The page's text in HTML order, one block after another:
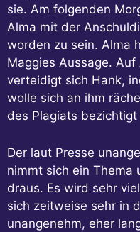
sie. Am folgenden
Alma mit der
worden zu sein. Alma
Maggies Aussage.
verteidigt sich Hank,
wolle sich an ihm
des Plagiats
Der laut Presse
nimmt sich ein Thema
draus. Es wird sehr
sich zeitweise sehr in
unangenehm, eher